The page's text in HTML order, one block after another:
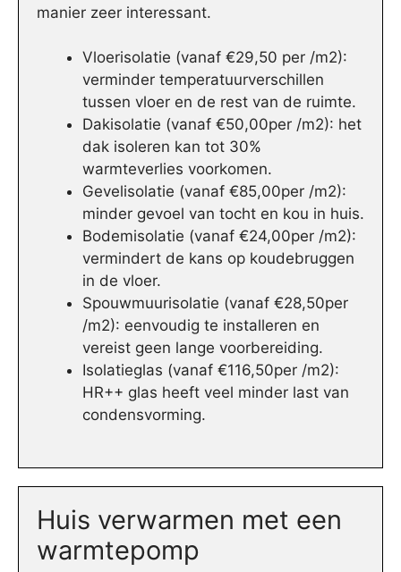
manier zeer interessant.
Vloerisolatie (vanaf €29,50 per /m2):
verminder temperatuurverschillen
tussen vloer en de rest van de ruimte.
Dakisolatie (vanaf €50,00per /m2): het
dak isoleren kan tot 30%
warmteverlies voorkomen.
Gevelisolatie (vanaf €85,00per /m2):
minder gevoel van tocht en kou in huis.
Bodemisolatie (vanaf €24,00per /m2):
vermindert de kans op koudebruggen
in de vloer.
Spouwmuurisolatie (vanaf €28,50per
/m2): eenvoudig te installeren en
vereist geen lange voorbereiding.
Isolatieglas (vanaf €116,50per /m2):
HR++ glas heeft veel minder last van
condensvorming.
Huis verwarmen met een
warmtepomp